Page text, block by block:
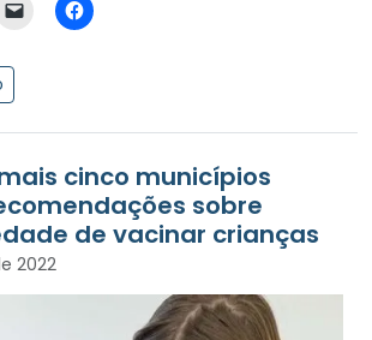
cinco municípios
sobre
de vacinar crianças
2022